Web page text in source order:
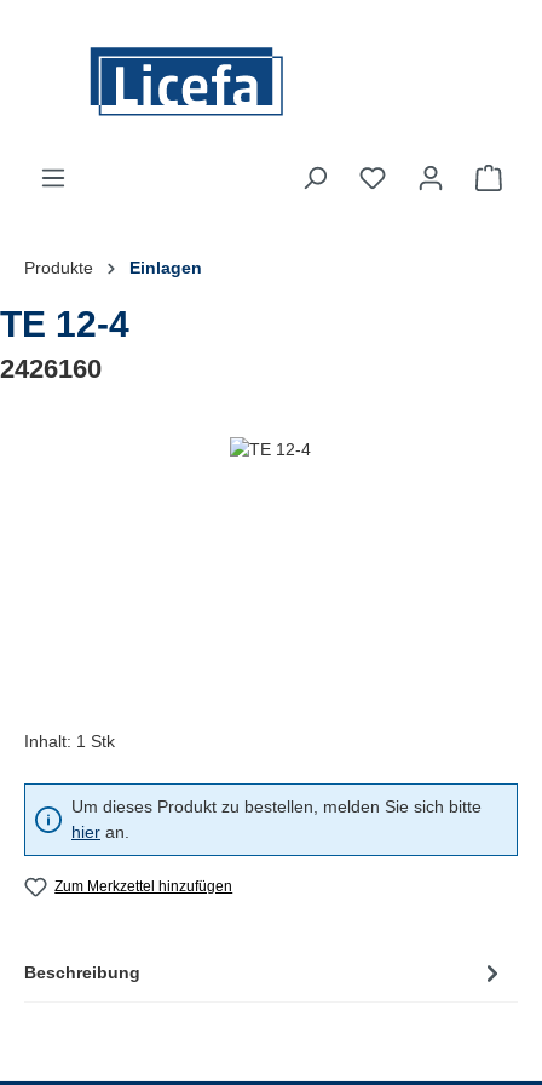
Du hast 0
Produkte Einlagen
TE 12-4
2426160
Inhalt: 1 Stk
Um dieses Produkt zu bestellen, melden Sie sich bitte
hier an.
Zum Merkzettel hinzufügen
Beschreibung